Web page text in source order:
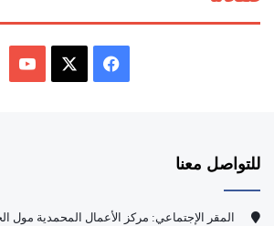
و
للتواصل معنا
المقر الإجتماعي: مركز الأعمال المحمدية مول